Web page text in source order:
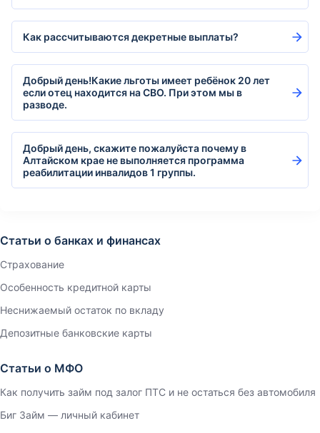
Как рассчитываются декретные выплаты?
Добрый день!Какие льготы имеет ребёнок 20 лет
если отец находится на СВО. При этом мы в
разводе.
Добрый день, скажите пожалуйста почему в
Алтайском крае не выполняется программа
реабилитации инвалидов 1 группы.
Статьи о банках и финансах
Страхование
Особенность кредитной карты
Неснижаемый остаток по вкладу
Депозитные банковские карты
Статьи о МФО
Как получить займ под залог ПТС и не остаться без автомобиля
Биг Займ — личный кабинет